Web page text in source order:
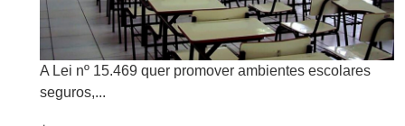
A Lei nº 15.469 quer promover ambientes escolares
seguros,...